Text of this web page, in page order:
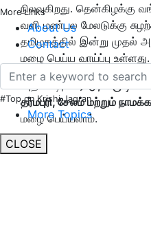
More Links
About Us
Contact
#Top on Krishi Jagran
More Topics
CLOSE
நிலவுகிறது. தென்கிழக்கு
வளி மண்டல மேலடுக்கு
தமிழகத்தில் இன்று முதல்
மழை பெய்ய வாய்ப்பு உள்ளது.
அதன்படி, ஈரோடு,
தர்மபுரி,சேலம் மற்றும்
மழை பெய்யலாம்.